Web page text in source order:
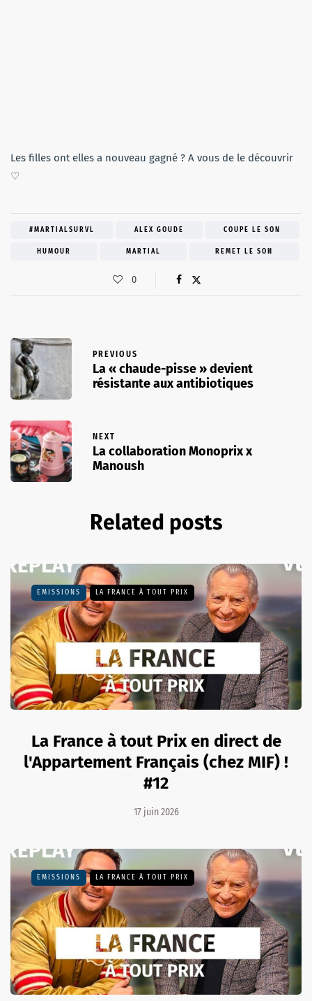
Les filles ont elles a nouveau gagné ? A vous de le découvrir
♡
#MARTIALSURVL ALEX GOUDE COUPE LE SON
HUMOUR MARTIAL REMET LE SON
0
PREVIOUS
La « chaude-pisse » devient
résistante aux antibiotiques
NEXT
La collaboration Monoprix x
Manoush
Related posts
EMISSIONS LA FRANCE À TOUT PRIX
La France à tout Prix en direct de
l'Appartement Français (chez MIF) !
#12
17 juin 2026
EMISSIONS LA FRANCE À TOUT PRIX